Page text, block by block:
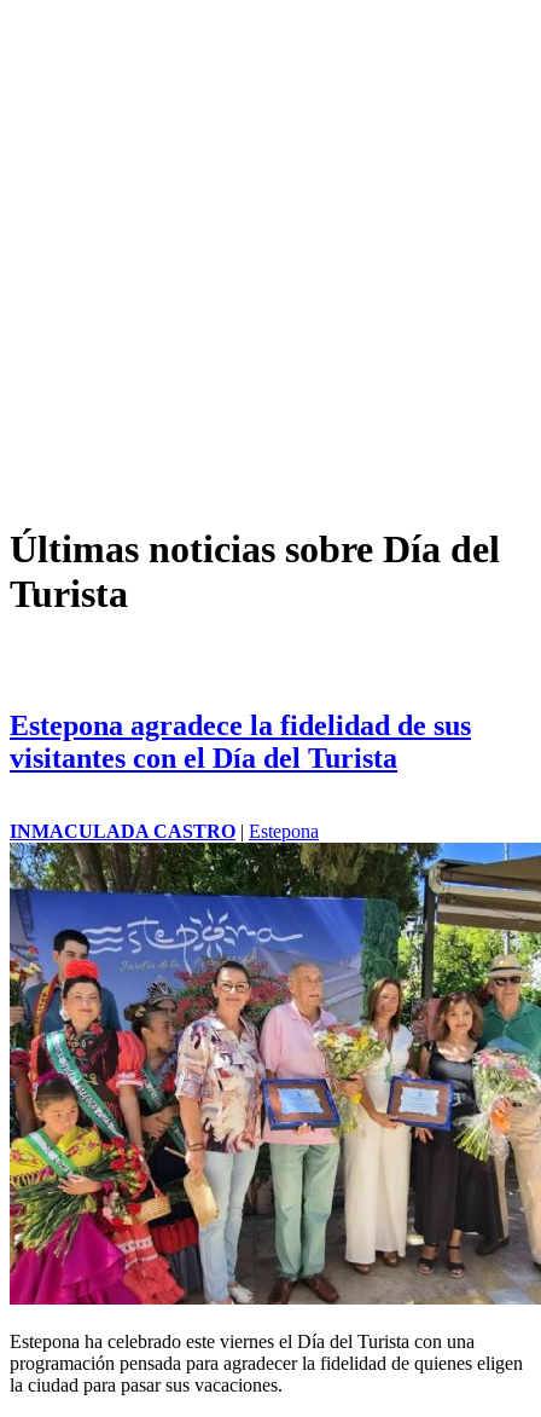
Últimas noticias sobre Día del
Turista
Estepona agradece la fidelidad de sus
visitantes con el Día del Turista
INMACULADA CASTRO | Estepona
Estepona ha celebrado este viernes el Día del Turista con una
programación pensada para agradecer la fidelidad de quienes eligen
la ciudad para pasar sus vacaciones.